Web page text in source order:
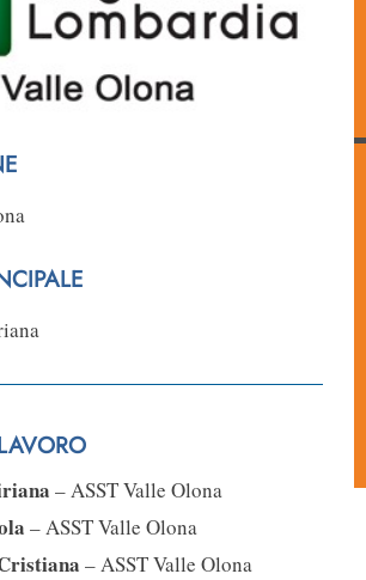
– ASST Valle Olona
– ASST Valle Olona
– ASST Valle Olona